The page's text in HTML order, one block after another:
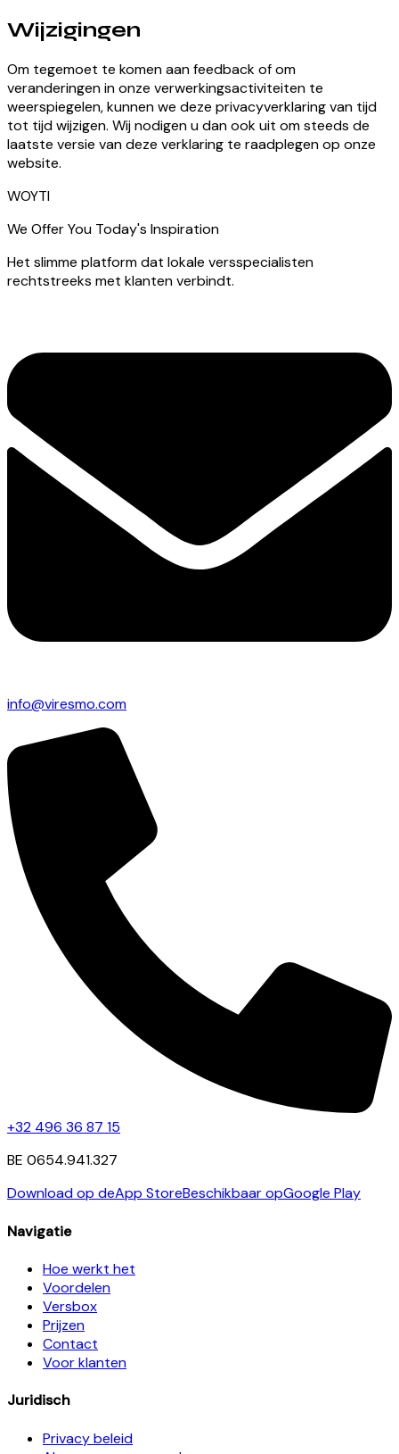
Wijzigingen
Om tegemoet te komen aan feedback of om
veranderingen in onze verwerkingsactiviteiten te
weerspiegelen, kunnen we deze privacyverklaring van tijd
tot tijd wijzigen. Wij nodigen u dan ook uit om steeds de
laatste versie van deze verklaring te raadplegen op onze
website.
WOYTI
We Offer You Today's Inspiration
Het slimme platform dat lokale versspecialisten
rechtstreeks met klanten verbindt.
info@viresmo.com
+32 496 36 87 15
BE 0654.941.327
Download op deApp StoreBeschikbaar opGoogle Play
Navigatie
Hoe werkt het
Voordelen
Versbox
Prijzen
Contact
Voor klanten
Juridisch
Privacy beleid